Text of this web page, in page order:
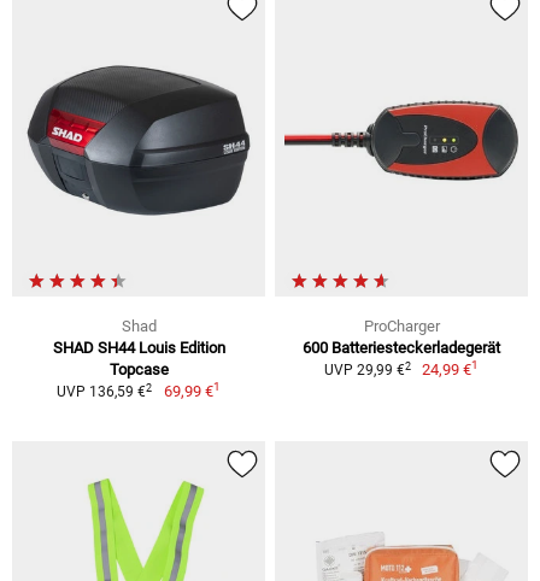
Shad
SHAD SH44 Louis Edition
Topcase
UVP 136,59 €2 69,99 €1
ProCharger
600 Batteriesteckerladegerät
UVP 29,99 €2 24,99 €1